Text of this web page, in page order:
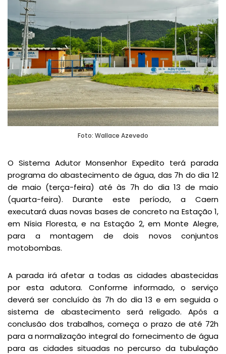
Foto: Wallace Azevedo
O Sistema Adutor Monsenhor Expedito terá parada
programa do abastecimento de água, das 7h do dia 12
de maio (terça-feira) até às 7h do dia 13 de maio
(quarta-feira). Durante este período, a Caern
executará duas novas bases de concreto na Estação 1,
em Nísia Floresta, e na Estação 2, em Monte Alegre,
para a montagem de dois novos conjuntos
motobombas.
A parada irá afetar a todas as cidades abastecidas
por esta adutora. Conforme informado, o serviço
deverá ser concluído às 7h do dia 13 e em seguida o
sistema de abastecimento será religado. Após a
conclusão dos trabalhos, começa o prazo de até 72h
para a normalização integral do fornecimento de água
para as cidades situadas no percurso da tubulação